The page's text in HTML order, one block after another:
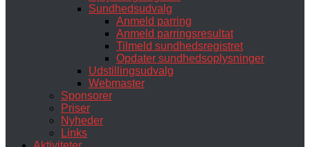
Sundhedsudvalg
Anmeld parring
Anmeld parringsresultat
Tilmeld sundhedsregistret
Opdater sundhedsoplysninger
Udstillingsudvalg
Webmaster
Sponsorer
Priser
Nyheder
Links